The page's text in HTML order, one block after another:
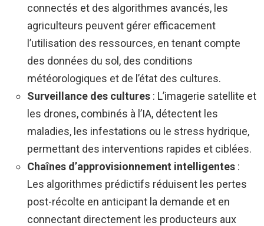
connectés et des algorithmes avancés, les
agriculteurs peuvent gérer efficacement
l’utilisation des ressources, en tenant compte
des données du sol, des conditions
météorologiques et de l’état des cultures.
Surveillance des cultures : L’imagerie satellite et
les drones, combinés à l’IA, détectent les
maladies, les infestations ou le stress hydrique,
permettant des interventions rapides et ciblées.
Chaînes d’approvisionnement intelligentes :
Les algorithmes prédictifs réduisent les pertes
post-récolte en anticipant la demande et en
connectant directement les producteurs aux